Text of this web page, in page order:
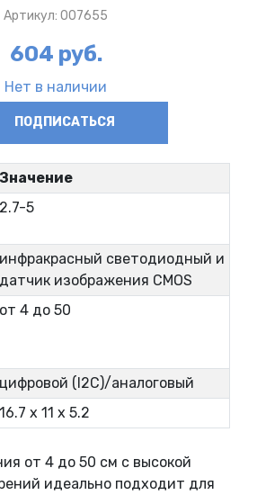
Артикул: 007655
604 руб.
Нет в наличии
ПОДПИСАТЬСЯ
Значение
2.7-5
инфракрасный светодиодный и
датчик изображения CMOS
от 4 до 50
цифровой (I2C)/аналоговый
16.7 x 11 x 5.2
от 4 до 50 см с высокой
идеально подходит для